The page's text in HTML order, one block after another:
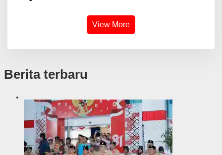
View More
Berita terbaru